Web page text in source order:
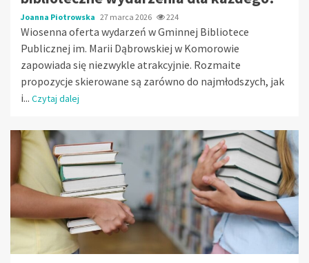
Joanna Piotrowska 27 marca 2026 224
Wiosenna oferta wydarzeń w Gminnej Bibliotece
Publicznej im. Marii Dąbrowskiej w Komorowie
zapowiada się niezwykle atrakcyjnie. Rozmaite
propozycje skierowane są zarówno do najmłodszych, jak
i... Czytaj dalej